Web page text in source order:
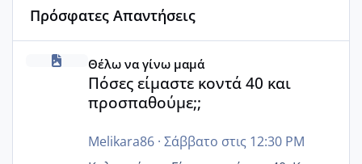
Πρόσφατες Απαντήσεις
Πόσες είμαστε κοντά 40 και προσπαθούμε;;
Θέλω να γίνω μαμά
Πόσες είμαστε κοντά 40 και
προσπαθούμε;;
Melikara86· Σάββατο στις 12:30 PM